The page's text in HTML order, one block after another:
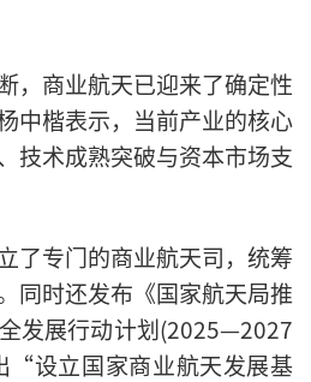
，商业航天已迎来了确定性
中楷表示，当前产业的核心
技术成熟突破与资本市场支
了专门的商业航天司，统筹
同时还发布《国家航天局推
发展行动计划(2025—2027
“设立国家商业航天发展基